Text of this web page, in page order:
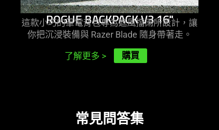
ROGUE BACKPACK V3 16"
這款小巧的筆電背包專為遮風擋雨所設計，讓
你把沉浸裝備與 Razer Blade 隨身帶著走 。
了解更多 > 購買
常見問答集